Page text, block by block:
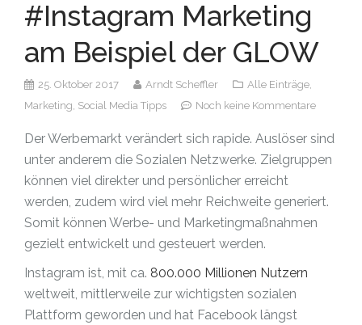
#Instagram Marketing
am Beispiel der GLOW
25. Oktober 2017 Arndt Scheffler
Alle Einträge,
Marketing, Social Media Tipps Noch keine Kommentare
Der Werbemarkt verändert sich rapide. Auslöser sind
unter anderem die Sozialen Netzwerke. Zielgruppen
können viel direkter und persönlicher erreicht
werden, zudem wird viel mehr Reichweite generiert.
Somit können Werbe- und Marketingmaßnahmen
gezielt entwickelt und gesteuert werden.
Instagram ist, mit ca. 800.000 Millionen Nutzern
weltweit, mittlerweile zur wichtigsten sozialen
Plattform geworden und hat Facebook längst